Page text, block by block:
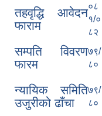
तहवृद्धि आवेदन
फाराम
०८
१/०
८२
सम्पति विवरण
फारम
७९/
८०
न्यायिक समिति
उजुरीको ढाँचा
७९/
८०